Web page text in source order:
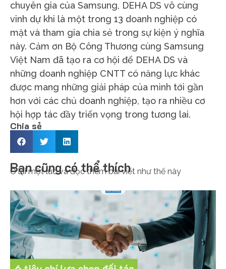
chuyên gia của Samsung, DEHA DS vô cùng
vinh dự khi là một trong 13 doanh nghiệp có
mặt và tham gia chia sẻ trong sự kiện ý nghĩa
này. Cảm ơn Bộ Công Thương cùng Samsung
Việt Nam đã tạo ra cơ hội để DEHA DS và
những doanh nghiệp CNTT có năng lực khác
được mang những giải pháp của mình tới gần
hơn với các chủ doanh nghiệp, tạo ra nhiều cơ
hội hợp tác đầy triển vọng trong tương lai.
Chia sẻ
Bạn cũng có thể thích
Ở lại một lúc và đọc thêm bài viết như thế này